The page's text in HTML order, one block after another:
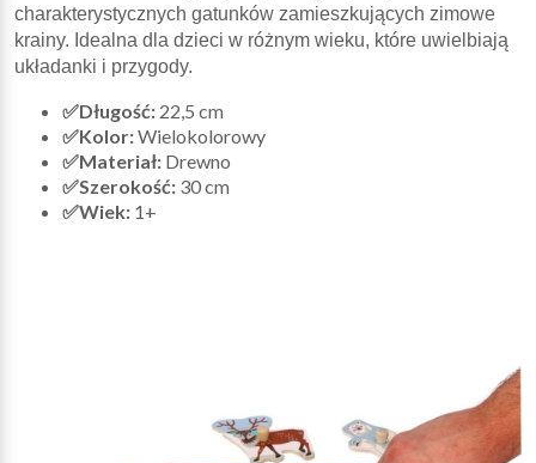
charakterystycznych gatunków zamieszkujących zimowe
krainy. Idealna dla dzieci w różnym wieku, które uwielbiają
układanki i przygody.
✅Długość: 22,5 cm
✅Kolor:Wielokolorowy
✅Materiał: Drewno
✅Szerokość: 30 cm
✅Wiek: 1+